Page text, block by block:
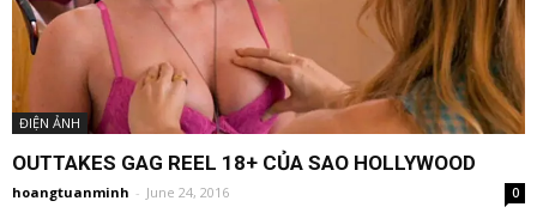
ĐIỆN ẢNH
OUTTAKES GAG REEL 18+ CỦA SAO HOLLYWOOD
hoangtuanminh - June 24, 2016 0